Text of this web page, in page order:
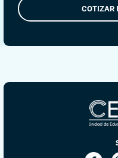
COTIZAR